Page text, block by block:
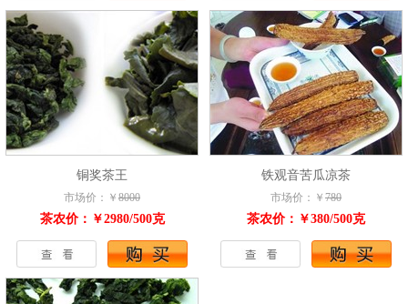
铜奖茶王
市场价：￥ 8000
茶农价：￥2980/500克
铁观音苦瓜凉茶
市场价：￥ 780
茶农价：￥380/500克